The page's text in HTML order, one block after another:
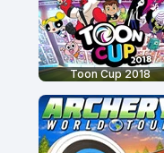
Toon Cup 2018